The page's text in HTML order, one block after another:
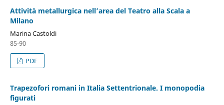
Attività metallurgica nell’area del Teatro alla Scala a
Milano
Marina Castoldi
85-90
PDF
Trapezofori romani in Italia Settentrionale. I monopodia
figurati